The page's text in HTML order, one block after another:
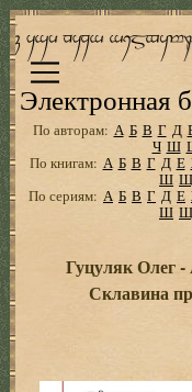
Электронная
По авторам: А Б В Г Д
Ч Ш
По книгам: А Б В Г Д Е
Ш Щ
По сериям: А Б В Г Д Е
Ш Щ
Гуцуляк Олег -
Склавина